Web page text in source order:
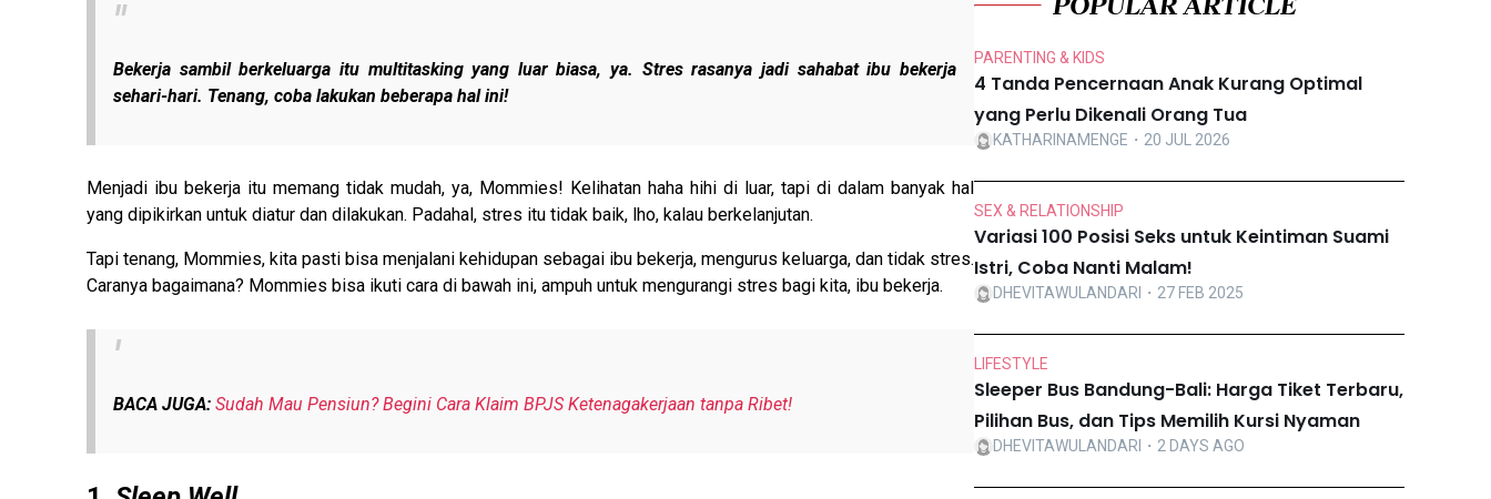
Bekerja sambil berkeluarga itu multitasking yang luar biasa, ya. Stres rasanya jadi sahabat ibu bekerja
sehari-hari. Tenang, coba lakukan beberapa hal ini!
Menjadi ibu bekerja itu memang tidak mudah, ya, Mommies! Kelihatan haha hihi di luar, tapi di dalam banyak hal
yang dipikirkan untuk diatur dan dilakukan. Padahal, stres itu tidak baik, lho, kalau berkelanjutan.
Tapi tenang, Mommies, kita pasti bisa menjalani kehidupan sebagai ibu bekerja, mengurus keluarga, dan tidak stres.
Caranya bagaimana? Mommies bisa ikuti cara di bawah ini, ampuh untuk mengurangi stres bagi kita, ibu bekerja.
BACA JUGA: Sudah Mau Pensiun? Begini Cara Klaim BPJS Ketenagakerjaan tanpa Ribet!
PARENTING & KIDS
4 Tanda Pencernaan Anak Kurang Optimal
yang Perlu Dikenali Orang Tua
KATHARINAMENGE ・20 JUL 2026
SEX & RELATIONSHIP
Variasi 100 Posisi Seks untuk Keintiman Suami
Istri, Coba Nanti Malam!
DHEVITAWULANDARI ・27 FEB 2025
LIFESTYLE
Sleeper Bus Bandung-Bali: Harga Tiket Terbaru,
Pilihan Bus, dan Tips Memilih Kursi Nyaman
DHEVITAWULANDARI ・2 DAYS AGO